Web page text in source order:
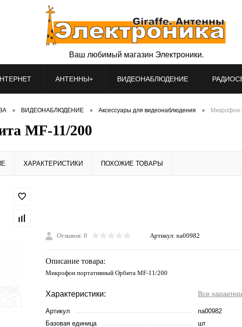
Ваш любимый магазин Электроники.
АНТЕННЫ+ ВИДЕОНАБЛЮДЕНИЕ
• ВИДЕОНАБЛЮДЕНИЕ • Аксессуары для видеонаблюдения • Микрофон
MF-11/200
ХАРАКТЕРИСТИКИ ПОХОЖИЕ ТОВАРЫ
Отзывов: 0 Артикул: na00982
Описание товара:
Микрофон портативный Орбита MF-11/200
Характеристики: Все
Артикул
na00982
Базовая единица
шт